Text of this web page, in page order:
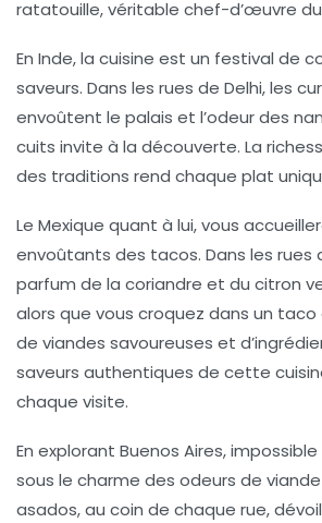
ratatouille, véritable chef-d’œuvre
En Inde, la cuisine est un festival de
saveurs. Dans les rues de Delhi, les
envoûtent le palais et l’odeur des
cuits invite à la découverte. La
des traditions rend chaque plat
Le Mexique quant à lui, vous
envoûtants des tacos. Dans les rues
parfum de la coriandre et du citron
alors que vous croquez dans un taco
de viandes savoureuses et
saveurs authentiques de cette
chaque visite.
En explorant Buenos Aires,
sous le charme des odeurs de
asados, au coin de chaque rue,